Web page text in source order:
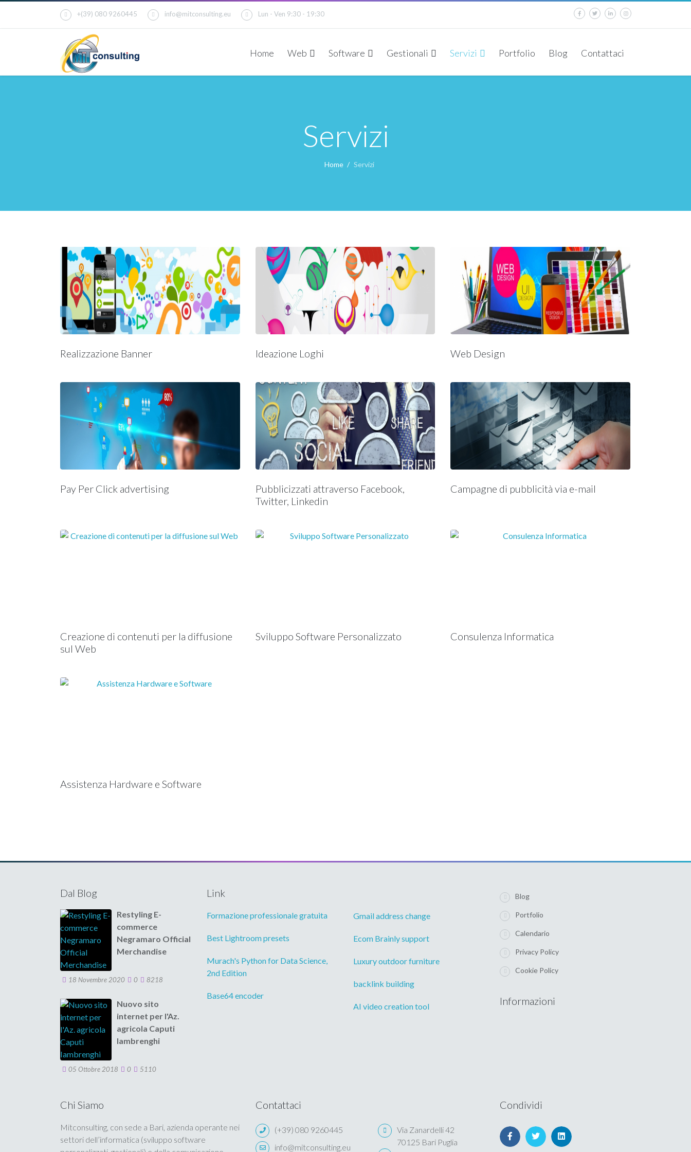
+(39) 080 9260445 info@mitconsulting.eu Lun - Ven 9:30 - 19:30
Home Web Software Gestionali Servizi Portfolio Blog Contattaci
Servizi
Home Servizi
Realizzazione Banner Ideazione Loghi Web Design
Pay Per Click advertising
Pubblicizzati attraverso Facebook,
Twitter, Linkedin
Campagne di pubblicità via e-mail
Creazione di contenuti per la diffusione
sul Web
Sviluppo Software Personalizzato Consulenza Informatica
Assistenza Hardware e Software
Dal Blog
Restyling E-
commerce
Negramaro Official
Merchandise
18 Novembre 2020 0 8218
Nuovo sito
internet per l'Az.
agricola Caputi
Iambrenghi
05 Ottobre 2018 0 5110
Link
Formazione professionale gratuita
Best Lightroom presets
Murach's Python for Data Science,
2nd Edition
Base64 encoder
Gmail address change
Ecom Brainly support
Luxury outdoor furniture
backlink building
AI video creation tool
Blog
Portfolio
Calendario
Privacy Policy
Cookie Policy
Informazioni
Chi Siamo
Mitconsulting, con sede a Bari, azienda operante nei
settori dell’informatica (sviluppo software
Contattaci
(+39) 080 9260445
info@mitconsulting.eu
Via Zanardelli 42
70125 Bari Puglia
Condividi